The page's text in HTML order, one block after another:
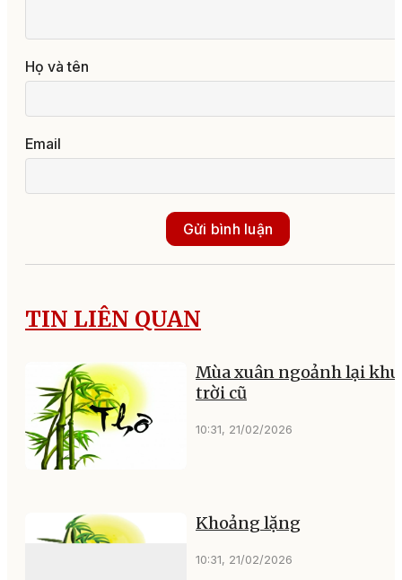
Họ và tên
Email
Gửi bình luận
TIN LIÊN QUAN
Mùa xuân ngoảnh lại
trời cũ
10:31, 21/02/2026
Khoảng lặng
10:31, 21/02/2026